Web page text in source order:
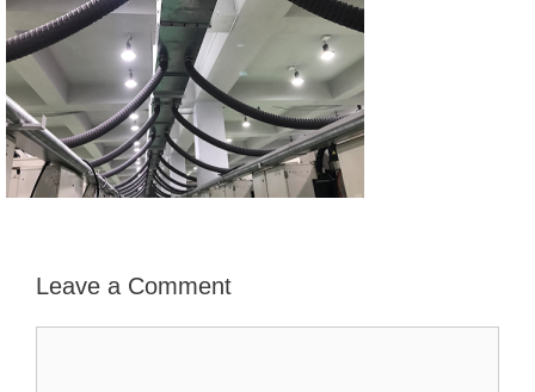
Leave a Comment